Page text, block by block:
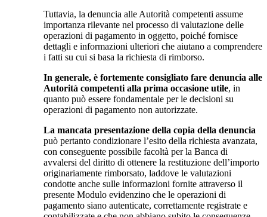
Tuttavia, la denuncia alle Autorità competenti assume
importanza rilevante nel processo di valutazione delle
operazioni di pagamento in oggetto, poiché fornisce
dettagli e informazioni ulteriori che aiutano a comprendere
i fatti su cui si basa la richiesta di rimborso.
In generale, è fortemente consigliato fare denuncia alle
Autorità competenti alla prima occasione utile, in
quanto può essere fondamentale per le decisioni su
operazioni di pagamento non autorizzate.
La mancata presentazione della copia della denuncia
può pertanto condizionare l’esito della richiesta avanzata,
con conseguente possibile facoltà per la Banca di
avvalersi del diritto di ottenere la restituzione dell’importo
originariamente rimborsato, laddove le valutazioni
condotte anche sulle informazioni fornite attraverso il
presente Modulo evidenzino che le operazioni di
pagamento siano autenticate, correttamente registrate e